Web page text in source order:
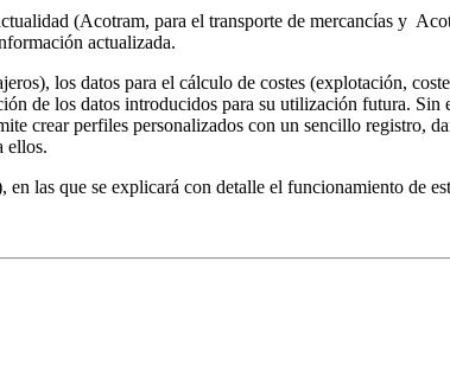
(Acotram, para el transporte de mercancías y
actualizada.
los datos para el cálculo de costes (explotación,
de los datos introducidos para su utilización futura. Sin
crear perfiles personalizados con un sencillo registro,
ellos.
las que se explicará con detalle el funcionamiento de